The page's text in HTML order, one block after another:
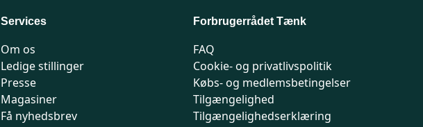
Services
Om os
Ledige stillinger
Presse
Magasiner
Få nyhedsbrev
Forbrugerrådet Tænk
FAQ
Cookie- og privatlivspolitik
Købs- og medlemsbetingelser
Tilgængelighed
Tilgængelighedserklæring